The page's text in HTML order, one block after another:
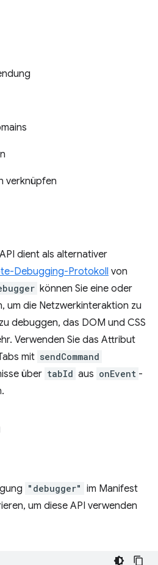
verknüpfen
API dient als alternativer
Debugging-Protokoll von
können Sie eine oder
um die Netzwerkinteraktion zu
debuggen, das DOM und CSS
Verwenden Sie das Attribut
mit sendCommand
über tabId aus onEvent -
"debugger" im Manifest
um diese API verwenden